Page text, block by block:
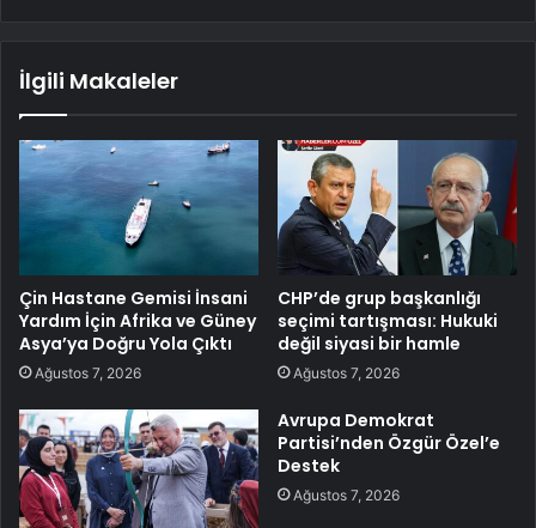
İlgili Makaleler
Çin Hastane Gemisi İnsani
Yardım İçin Afrika ve Güney
Asya’ya Doğru Yola Çıktı
Ağustos 7, 2026
CHP’de grup başkanlığı
seçimi tartışması: Hukuki
değil siyasi bir hamle
Ağustos 7, 2026
Avrupa Demokrat
Partisi’nden Özgür Özel’e
Destek
Ağustos 7, 2026